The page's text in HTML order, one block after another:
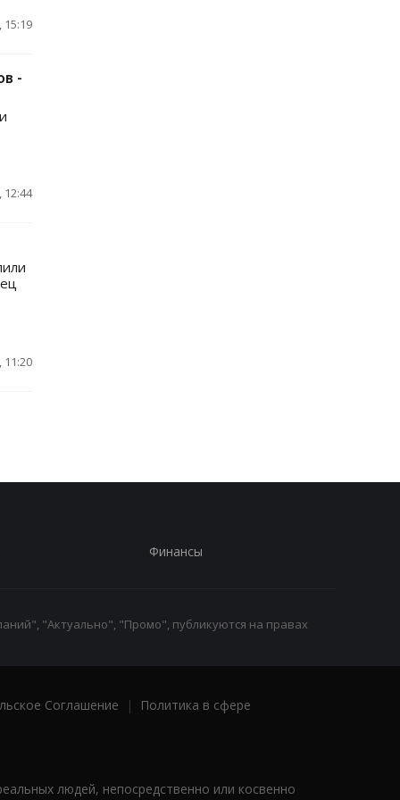
15:19
-
12:44
11:20
Финансы
"Актуально", "Промо", публикуются на правах
Соглашение |
Политика в сфере
людей, непосредственно или косвенно